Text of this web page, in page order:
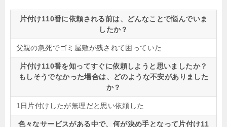
片付け110番に依頼される前は、どんなことで悩んでいま
したか？
父親の急死でゴミ屋敷が残されて困っていた
片付け110番を知ってすぐに依頼しようと思いましたか？
もしそうでなかった場合は、どのような不安がありました
か？
1日片付けしたが無理だと思い依頼した
色々なサービスがある中で、何が決め手となって片付け11